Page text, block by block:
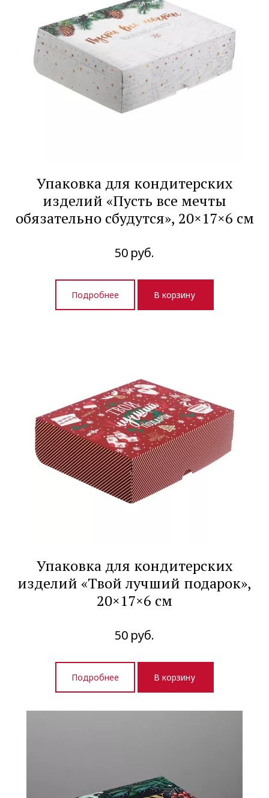
Упаковка для кондитерских
изделий «Пусть все мечты
обязательно сбудутся», 20×17×6 см
50 руб.
Подробнее В корзину
Упаковка для кондитерских
изделий «Твой лучший подарок»,
20×17×6 см
50 руб.
Подробнее В корзину